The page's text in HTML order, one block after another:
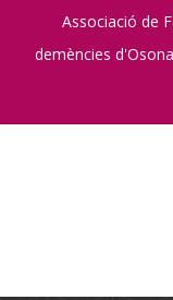
Associació de
demències